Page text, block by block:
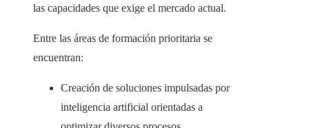
las capacidades que exige el mercado actual.
Entre las áreas de formación prioritaria se
encuentran:
Creación de soluciones impulsadas por
inteligencia artificial orientadas a